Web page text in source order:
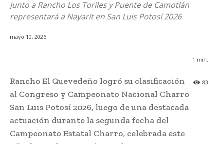
Junto a Rancho Los Toriles y Puente de Camotlán
representará a Nayarit en San Luis Potosí 2026
mayo 10, 2026
1 min.
83
Rancho El Quevedeño logró su clasificación
al Congreso y Campeonato Nacional Charro
San Luis Potosí 2026, luego de una destacada
actuación durante la segunda fecha del
Campeonato Estatal Charro, celebrada este